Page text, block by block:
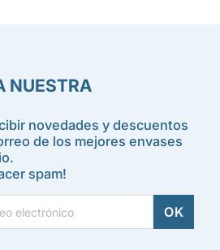
NUESTRA
novedades y descuentos
de los mejores envases
spam!